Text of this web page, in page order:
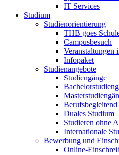
IT Services
Studium
Studienorientierung
THB goes
Campusbesuch
Veranstaltungen
Infopaket
Studienangebote
Studiengänge
Duales Studium
Studieren ohne
Internationale
Bewerbung und
Online-